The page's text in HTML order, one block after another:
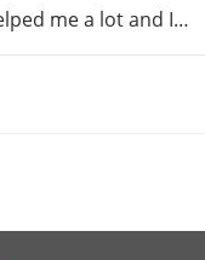
me a lot and I…